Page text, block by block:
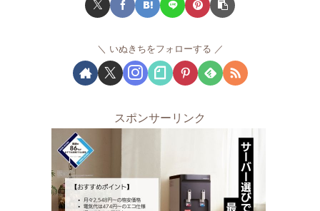
いぬきちをフォローする
スポンサーリンク